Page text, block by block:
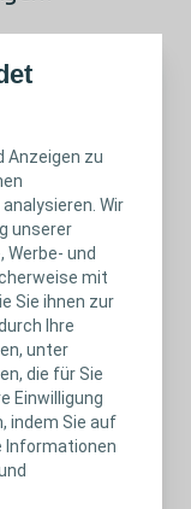
Anzeigen zu
Wir
unserer
Werbe- und
mit
Sie ihnen zur
Ihre
unter
die für Sie
Einwilligung
indem Sie auf
Informationen
3
Harntrakts kann
in den
die Blase bei der
eine Rolle spielen.
von Stuhl
sie mechanisch
und